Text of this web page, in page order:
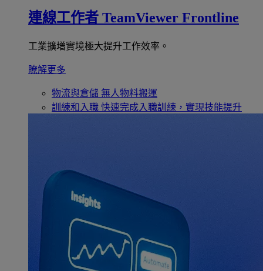
連線工作者 TeamViewer Frontline
工業擴增實境極大提升工作效率。
瞭解更多
物流與倉儲 無人物料搬運
訓練和入職 快速完成入職訓練，實現技能提升